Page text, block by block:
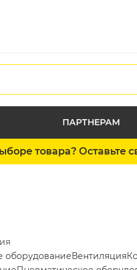
ПАРТНЕРАМ
товара?
оборудованиеВентиляция